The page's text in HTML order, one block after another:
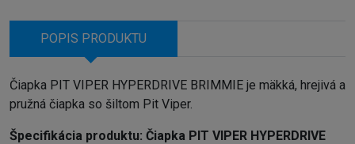
POPIS PRODUKTU
Čiapka PIT VIPER HYPERDRIVE BRIMMIE je mäkká, hrejivá a
pružná čiapka so šiltom Pit Viper.
Špecifikácia produktu: Čiapka PIT VIPER HYPERDRIVE